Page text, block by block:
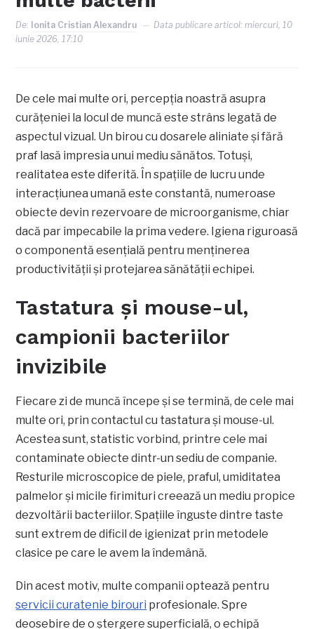
De: Ionita Cristian Alexandru Data publicare articol:miercuri, 10
iunie 2026, 17:10
De cele mai multe ori, percepția noastră asupra
curățeniei la locul de muncă este strâns legată de
aspectul vizual. Un birou cu dosarele aliniate și fără
praf lasă impresia unui mediu sănătos. Totuși,
realitatea este diferită. În spațiile de lucru unde
interacțiunea umană este constantă, numeroase
obiecte devin rezervoare de microorganisme, chiar
dacă par impecabile la prima vedere. Igiena riguroasă
o componentă esențială pentru menținerea
productivității și protejarea sănătății echipei.
Tastatura și mouse-ul,
campionii bacteriilor
invizibile
Fiecare zi de muncă începe și se termină, de cele mai
multe ori, prin contactul cu tastatura și mouse-ul.
Acestea sunt, statistic vorbind, printre cele mai
contaminate obiecte dintr-un sediu de companie.
Resturile microscopice de piele, praful, umiditatea
palmelor și micile firimituri creează un mediu propice
dezvoltării bacteriilor. Spațiile înguste dintre taste
sunt extrem de dificil de igienizat prin metodele
clasice pe care le avem la îndemână.
Din acest motiv, multe companii optează pentru
servicii curatenie birouri profesionale. Spre
deosebire de o ștergere superficială, o echipă